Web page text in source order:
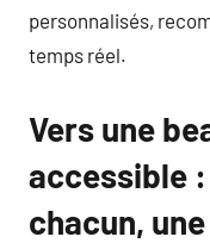
personnalisés,
temps réel.
Vers une
accessible
chacun,